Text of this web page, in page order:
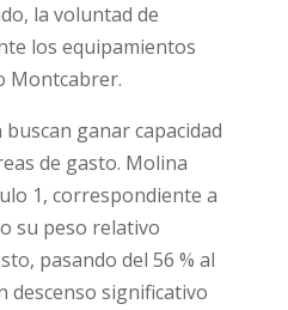
la voluntad de
los equipamientos
Montcabrer.
ganar capacidad
de gasto. Molina
1, correspondiente a
su peso relativo
pasando del 56 % al
descenso significativo